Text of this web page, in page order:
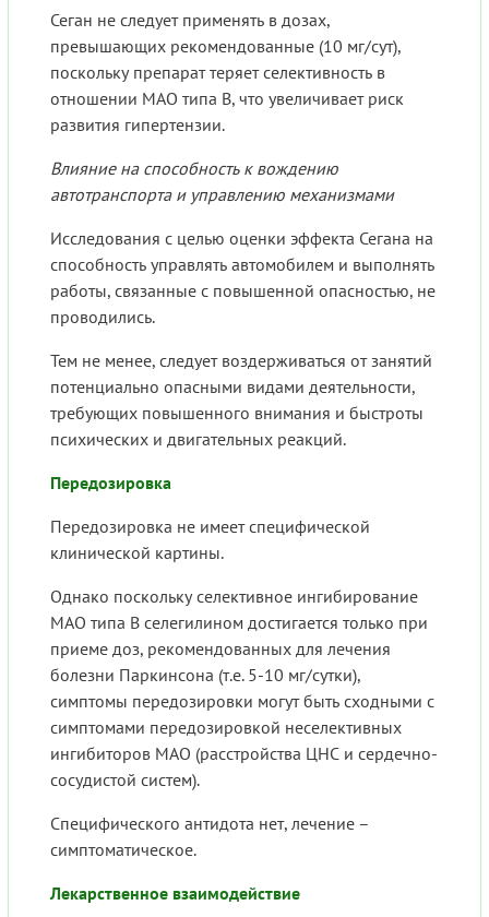
Сеган не следует применять в дозах,
превышающих рекомендованные (10 мг/сут),
поскольку препарат теряет селективность в
отношении МАО типа В, что увеличивает риск
развития гипертензии.
Влияние на способность к вождению
автотранспорта и управлению механизмами
Исследования с целью оценки эффекта Сегана на
способность управлять автомобилем и выполнять
работы, связанные с повышенной опасностью, не
проводились.
Тем не менее, следует воздерживаться от занятий
потенциально опасными видами деятельности,
требующих повышенного внимания и быстроты
психических и двигательных реакций.
Передозировка
Передозировка не имеет специфической
клинической картины.
Однако поскольку селективное ингибирование
МАО типа В селегилином достигается только при
приеме доз, рекомендованных для лечения
болезни Паркинсона (т.е. 5-10 мг/сутки),
симптомы передозировки могут быть сходными с
симптомами передозировкой неселективных
ингибиторов МАО (расстройства ЦНС и сердечно-
сосудистой систем).
Специфического антидота нет, лечение –
симптоматическое.
Лекарственное взаимодействие